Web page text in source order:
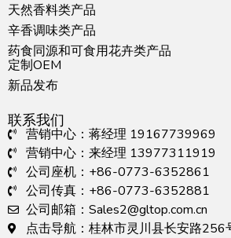
天然香料类产品
辛香调味类产品
药食同源和可食用花卉类产品
定制OEM
新品发布
联系我们
营销中心：蒋经理 19167739969
营销中心：来经理 13977311919
公司座机：+86-0773-6352861
公司传真：+86-0773-6352881
公司邮箱：Sales2@gltop.com.cn
点击导航：桂林市灵川县长安路256